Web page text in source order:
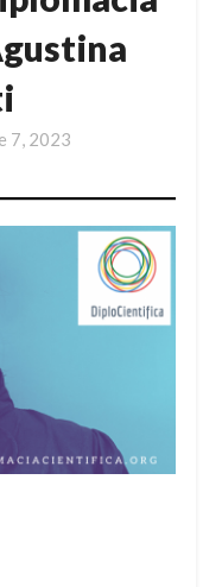
7, 2023